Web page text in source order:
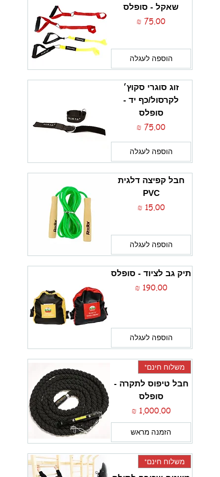
שאקל - סופלס
מחיר
הוספה לעגלה
זוג סוגרי סקוץ׳
לקרסול/כף יד -
סופלס
מחיר
הוספה לעגלה
חבל קפיצה דלגית
PVC
מחיר‏15.00 ‏₪
הוספה לעגלה
תיק גב לציוד - סופלס
מחיר‏190.00 ‏₪
הוספה לעגלה
משלוח חינם*
חבל טיפוס לתקרה -
סופלס
מחיר‏1,000.00 ‏₪
הזמנה מראש
משלוח חינם*